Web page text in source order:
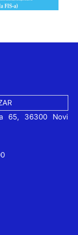
65, 36300 Novi